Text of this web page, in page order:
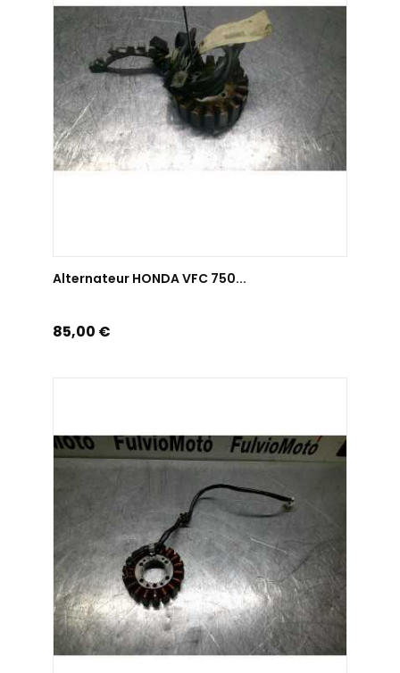
Alternateur HONDA VFC 750...
Prix
85,00 €